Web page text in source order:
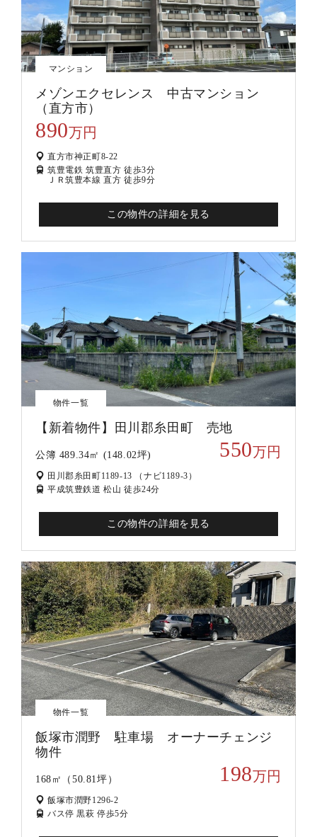
マンション
メゾンエクセレンス 中古マンション
（直方市）
890万円
直方市神正町8-22
筑豊電鉄 筑豊直方 徒歩3分
ＪＲ筑豊本線 直方 徒歩9分
この物件の詳細を見る
物件一覧
【新着物件】田川郡糸田町 売地
公簿 489.34㎡ (148.02坪) 550万円
田川郡糸田町1189-13 （ナビ1189-3）
平成筑豊鉄道 松山 徒歩24分
この物件の詳細を見る
物件一覧
飯塚市潤野 駐車場 オーナーチェンジ
物件
168㎡（50.81坪） 198万円
飯塚市潤野1296-2
バス停 黒萩 停歩5分